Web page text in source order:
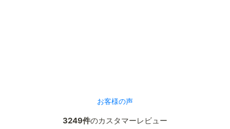
お客様の声
3249件のカスタマーレビュー